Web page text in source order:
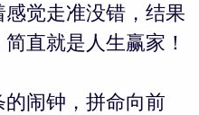
觉走准没错，结果
直就是人生赢家！
闹钟，拼命向前